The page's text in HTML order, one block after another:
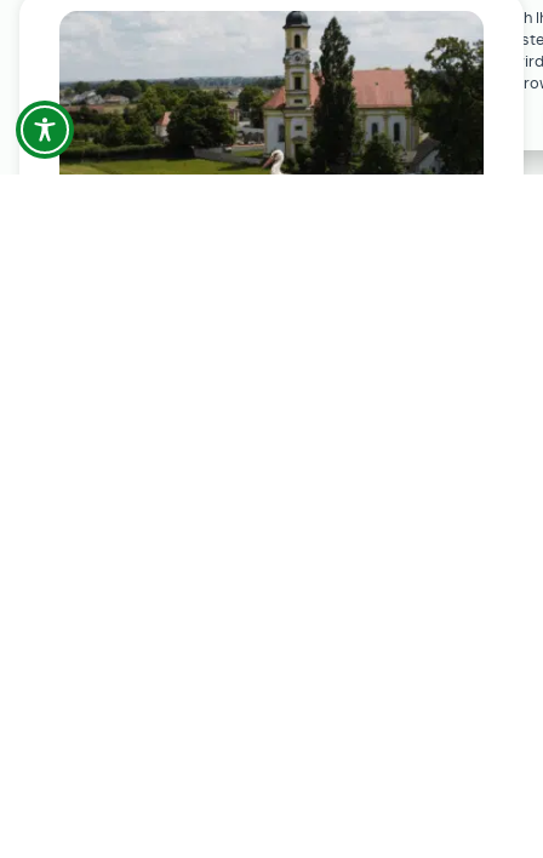
Der KI-Chatbot steht erst nach
Einwilligung in den Cookie-
Verfügung. Der Chat-Verlauf
ausschließlich lokal in Ihrem
gespeichert.